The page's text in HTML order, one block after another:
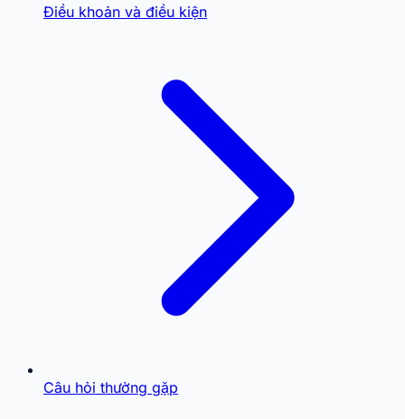
Điều khoản và điều kiện
Câu hỏi thường gặp